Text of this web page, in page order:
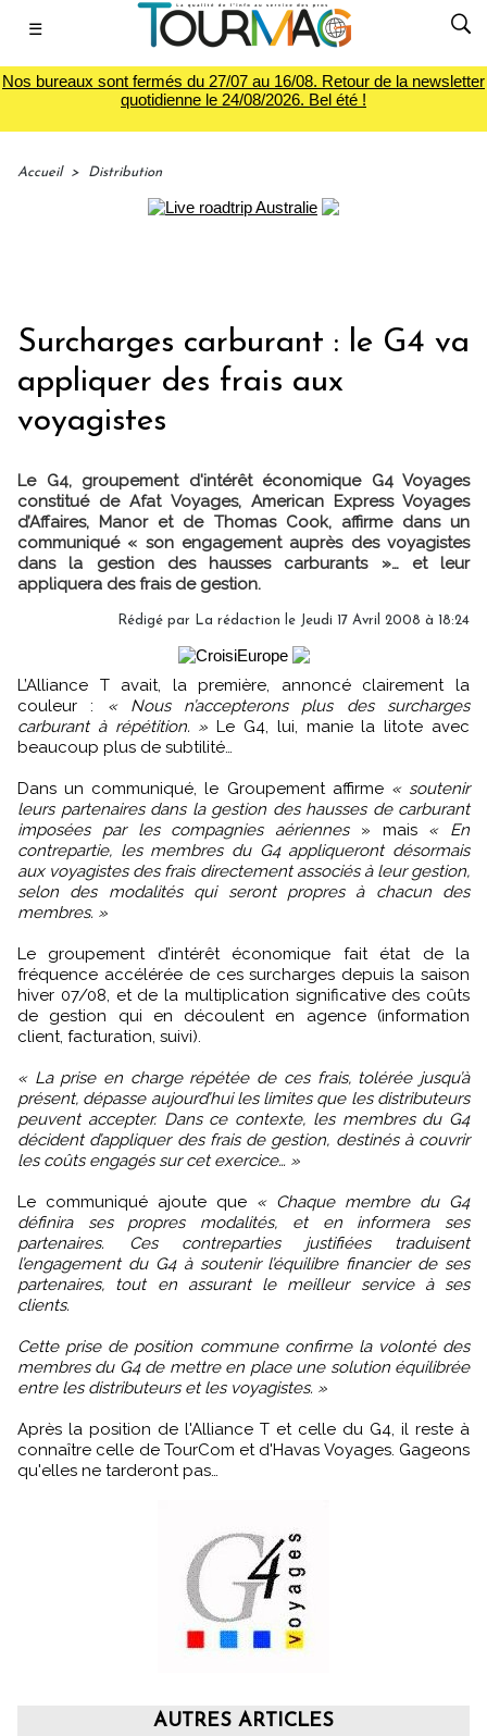
☰
Nos bureaux sont fermés du 27/07 au 16/08. Retour de la newsletter
quotidienne le 24/08/2026. Bel été !
Accueil > Distribution
Surcharges carburant : le G4 va
appliquer des frais aux
voyagistes
Le G4, groupement d'intérêt économique G4 Voyages
constitué de Afat Voyages, American Express Voyages
d’Affaires, Manor et de Thomas Cook, affirme dans un
communiqué « son engagement auprès des voyagistes
dans la gestion des hausses carburants »… et leur
appliquera des frais de gestion.
Rédigé par La rédaction le Jeudi 17 Avril 2008 à 18:24
L’Alliance T avait, la première, annoncé clairement la
couleur : « Nous n’accepterons plus des surcharges
carburant à répétition. » Le G4, lui, manie la litote avec
beaucoup plus de subtilité…
Dans un communiqué, le Groupement affirme « soutenir
leurs partenaires dans la gestion des hausses de carburant
imposées par les compagnies aériennes » mais « En
contrepartie, les membres du G4 appliqueront désormais
aux voyagistes des frais directement associés à leur gestion,
selon des modalités qui seront propres à chacun des
membres. »
Le groupement d’intérêt économique fait état de la
fréquence accélérée de ces surcharges depuis la saison
hiver 07/08, et de la multiplication significative des coûts
de gestion qui en découlent en agence (information
client, facturation, suivi).
« La prise en charge répétée de ces frais, tolérée jusqu’à
présent, dépasse aujourd’hui les limites que les distributeurs
peuvent accepter. Dans ce contexte, les membres du G4
décident d’appliquer des frais de gestion, destinés à couvrir
les coûts engagés sur cet exercice… »
Le communiqué ajoute que « Chaque membre du G4
définira ses propres modalités, et en informera ses
partenaires. Ces contreparties justifiées traduisent
l’engagement du G4 à soutenir l’équilibre financier de ses
partenaires, tout en assurant le meilleur service à ses
clients.
Cette prise de position commune confirme la volonté des
membres du G4 de mettre en place une solution équilibrée
entre les distributeurs et les voyagistes. »
Après la position de l'Alliance T et celle du G4, il reste à
connaître celle de TourCom et d'Havas Voyages. Gageons
qu'elles ne tarderont pas…
AUTRES ARTICLES